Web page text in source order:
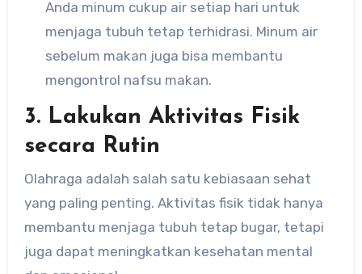
Anda minum cukup air setiap hari untuk
menjaga tubuh tetap terhidrasi. Minum air
sebelum makan juga bisa membantu
mengontrol nafsu makan.
3. Lakukan Aktivitas Fisik
secara Rutin
Olahraga adalah salah satu kebiasaan sehat
yang paling penting. Aktivitas fisik tidak hanya
membantu menjaga tubuh tetap bugar, tetapi
juga dapat meningkatkan kesehatan mental